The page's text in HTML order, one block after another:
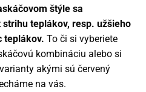
štýle sa
teplákov, resp. užšieho
teplákov. To či si vyberiete
kombináciu alebo si
akými sú červený
na vás.